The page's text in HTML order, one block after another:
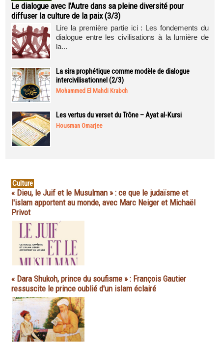
Le dialogue avec l’Autre dans sa pleine diversité pour
diffuser la culture de la paix (3/3)
Lire la première partie ici : Les fondements du
dialogue entre les civilisations à la lumière de
la...
La sira prophétique comme modèle de dialogue
intercivilisationnel (2/3)
Mohammed El Mahdi Krabch
Les vertus du verset du Trône – Ayat al-Kursi
Housman Omarjee
Culture
« Dieu, le Juif et le Musulman » : ce que le judaïsme et
l'islam apportent au monde, avec Marc Neiger et Michaël
Privot
« Dara Shukoh, prince du soufisme » : François Gautier
ressuscite le prince oublié d'un islam éclairé